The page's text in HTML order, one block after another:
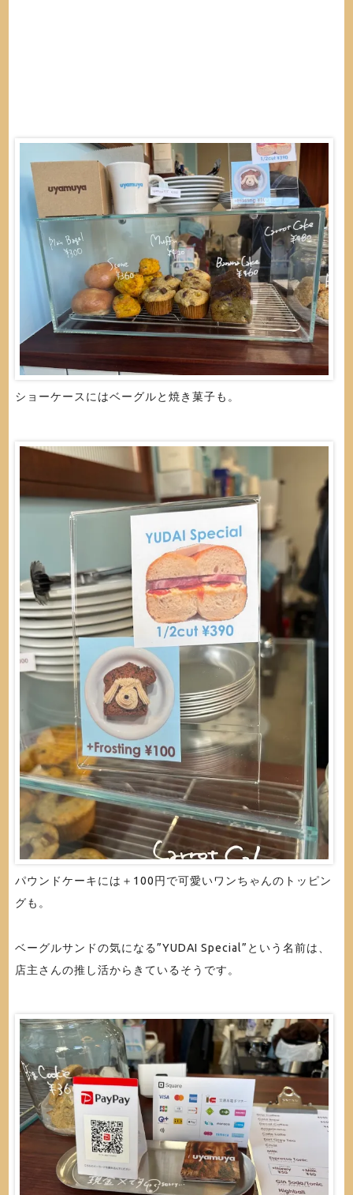
ショーケースにはベーグルと焼き菓子も。
パウンドケーキには＋100円で可愛いワンちゃんのトッピン
グも。
ベーグルサンドの気になる”YUDAI Special”という名前は、
店主さんの推し活からきているそうです。